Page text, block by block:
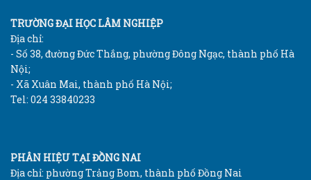
TRƯỜNG ĐẠI HỌC LÂM NGHIỆP
Địa chỉ:
- Số 38, đường Đức Thắng, phường Đông Ngạc, thành phố Hà
Nội;
- Xã Xuân Mai, thành phố Hà Nội;
Tel: 024 33840233
PHÂN HIỆU TẠI ĐỒNG NAI
Địa chỉ: phường Trảng Bom, thành phố Đồng Nai